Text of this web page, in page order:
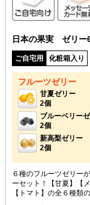
日本の果実 ゼリー
ご自宅用 化粧箱入り
フルーツゼリー
甘夏ゼリー
2個
ブルーベリー
2個
新高梨ゼリー
2個
６種のフルーツゼリー
ーセット！【甘夏】【
【トマト】の全６種類